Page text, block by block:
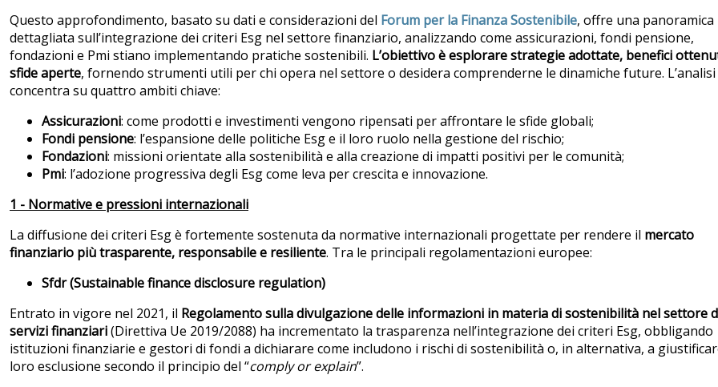
Questo approfondimento, basato su dati e considerazioni del Forum per la Finanza Sostenibile, offre una panoramica
dettagliata sull’integrazione dei criteri Esg nel settore finanziario, analizzando come assicurazioni, fondi pensione,
fondazioni e Pmi stiano implementando pratiche sostenibili. L’obiettivo è esplorare strategie adottate, benefici
sfide aperte, fornendo strumenti utili per chi opera nel settore o desidera comprenderne le dinamiche future. L’analisi
concentra su quattro ambiti chiave:
Assicurazioni: come prodotti e investimenti vengono ripensati per affrontare le sfide globali;
Fondi pensione: l’espansione delle politiche Esg e il loro ruolo nella gestione del rischio;
Fondazioni: missioni orientate alla sostenibilità e alla creazione di impatti positivi per le comunità;
Pmi: l’adozione progressiva degli Esg come leva per crescita e innovazione.
1 - Normative e pressioni internazionali
La diffusione dei criteri Esg è fortemente sostenuta da normative internazionali progettate per rendere il mercato
finanziario più trasparente, responsabile e resiliente. Tra le principali regolamentazioni europee:
Sfdr (Sustainable finance disclosure regulation)
Entrato in vigore nel 2021, il Regolamento sulla divulgazione delle informazioni in materia di sostenibilità nel settore
servizi finanziari(Direttiva Ue 2019/2088) ha incrementato la trasparenza nell’integrazione dei criteri Esg, obbligando
istituzioni finanziarie e gestori di fondi a dichiarare come includono i rischi di sostenibilità o, in alternativa, a
loro esclusione secondo il principio del “comply or explain”.